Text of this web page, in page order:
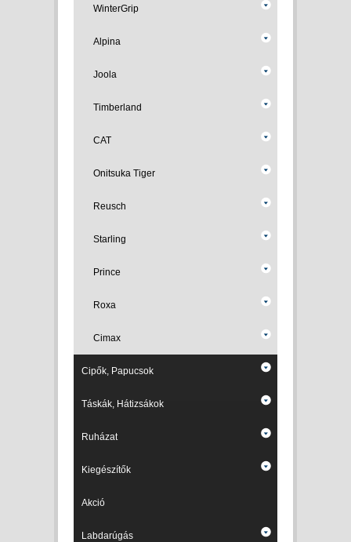
WinterGrip
Alpina
Joola
Timberland
CAT
Onitsuka Tiger
Reusch
Starling
Prince
Roxa
Cimax
Cipők, Papucsok
Táskák, Hátizsákok
Ruházat
Kiegészítők
Akció
Labdarúgás